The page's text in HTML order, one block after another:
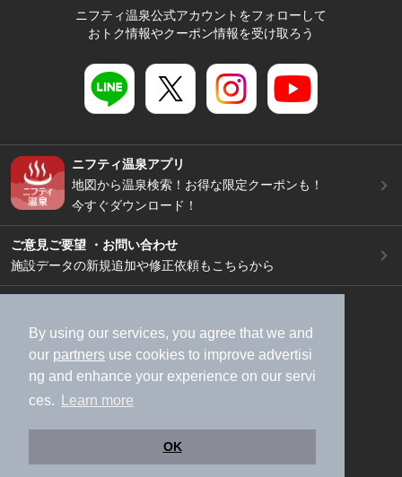
By using our services, you agree that we and
our partners use cookies to improve advertisi
ng and enhance your experience on our servi
ces.
Learn more
OK
ニフティ温泉公式アカウントをフォローして
おトク情報やクーポン情報を受け取ろう
ニフティ温泉アプリ
地図から温泉検索！お得な限定クーポンも！
今すぐダウンロード！
ご意見ご要望 ・お問い合わせ
施設データの新規追加や修正依頼もこちらから
加盟店募集（資料請求）
広告出稿のご案内
利用規約
ライフスタイルMEMBERS+規約
特定商取引法に基づく表記
ヘルプ
採用情報
運営会社